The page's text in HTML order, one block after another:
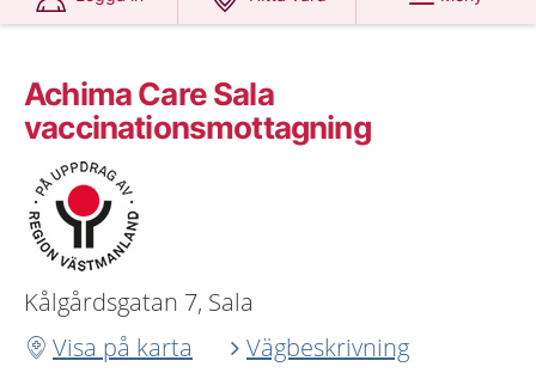
Achima Care Sala
vaccinationsmottagning
Kålgårdsgatan 7, Sala
Visa på karta
Vägbeskrivning